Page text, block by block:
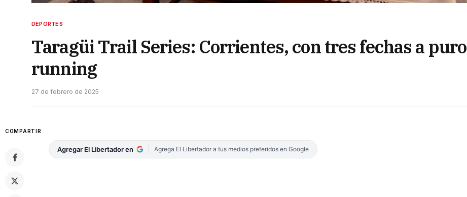
DEPORTES
Taragüi Trail Series: Corrientes, con tres fechas a puro
running
27 de febrero de 2025
COMPARTIR
Agregar El Libertador en Agrega El Libertador a tus medios preferidos en Google